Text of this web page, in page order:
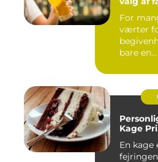
For
værter
bare en...
Kage
En